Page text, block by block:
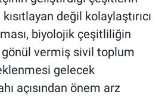
değil kolaylaştırıcı
biyolojik çeşitliliğin
vermiş sivil toplum
gelecek
açısından önem arz